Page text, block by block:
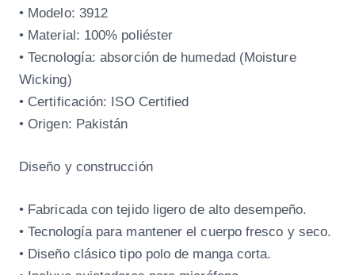
• Modelo: 3912
• Material: 100% poliéster
• Tecnología: absorción de humedad (Moisture
Wicking)
• Certificación: ISO Certified
• Origen: Pakistán
Diseño y construcción
• Fabricada con tejido ligero de alto desempeño.
• Tecnología para mantener el cuerpo fresco y seco.
• Diseño clásico tipo polo de manga corta.